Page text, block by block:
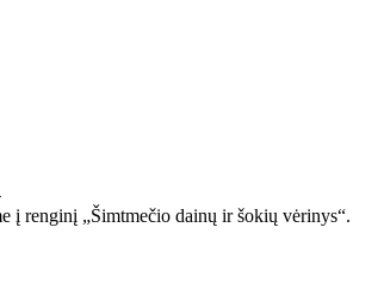
į renginį „Šimtmečio dainų ir šokių vėrinys“.